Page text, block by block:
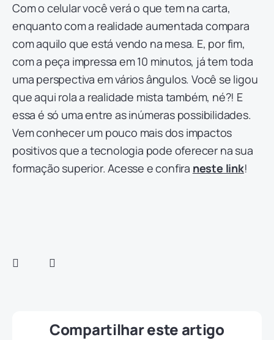
Com o celular você verá o que tem na carta,
enquanto com a realidade aumentada compara
com aquilo que está vendo na mesa. E, por fim,
com a peça impressa em 10 minutos, já tem toda
uma perspectiva em vários ângulos. Você se ligou
que aqui rola a realidade mista também, né?! E
essa é só uma entre as inúmeras possibilidades.
Vem conhecer um pouco mais dos impactos
positivos que a tecnologia pode oferecer na sua
formação superior. Acesse e confira neste link!
Compartilhar este artigo